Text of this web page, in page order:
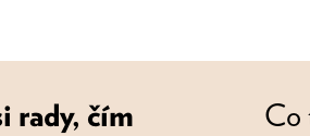
rady, čím
Co